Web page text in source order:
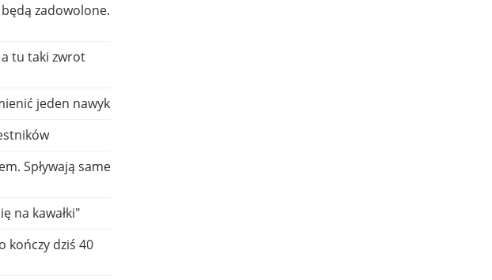
zadowolone.
a tu taki zwrot
jeden nawyk
Spływają same
na kawałki"
kończy dziś 40